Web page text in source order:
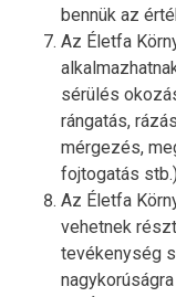
bennük az
Az Életfa
sérülés
rángatás,
mérgezés,
fojtogatás
Az Életfa
vehetnek
tevékenység